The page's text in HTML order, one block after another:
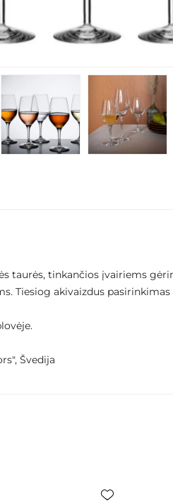
taurės, tinkančios įvairiems
Tiesiog akivaizdus
Švedija